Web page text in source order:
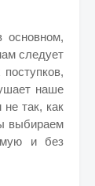
следует
наше
так, как
выбираем
и без